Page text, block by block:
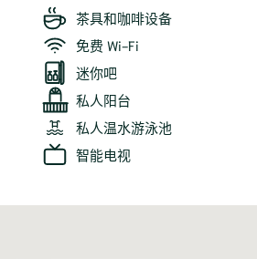
茶具和咖啡设备
免费 Wi-Fi
迷你吧
私人阳台
私人温水游泳池
智能电视